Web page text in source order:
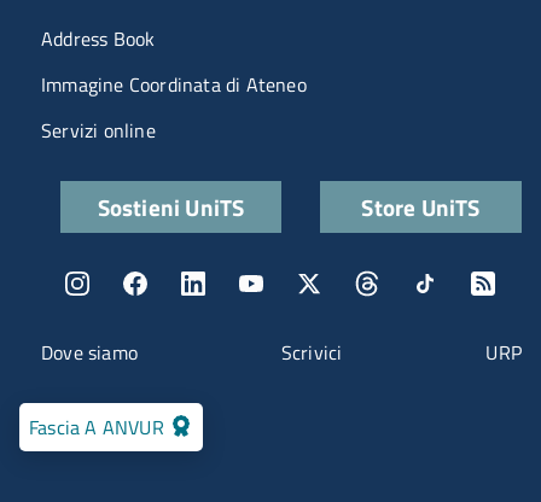
Fascia A ANVUR
Menu contatti
Dove siamo Scrivici URP
Menu portale
Address Book
Immagine Coordinata di Ateneo
Servizi online
Quick linksSostieni UniTS Store UniTS
Menu social